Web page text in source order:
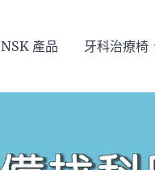
NSK 產品 牙科治療椅